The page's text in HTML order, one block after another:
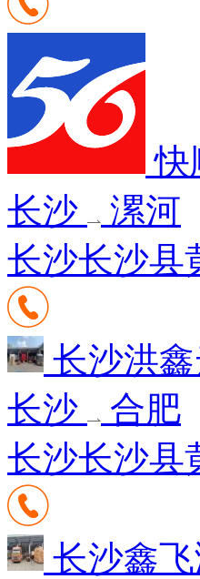
快
长沙
漯河
长沙长沙县
长沙洪
长沙
合肥
长沙长沙县
长沙鑫